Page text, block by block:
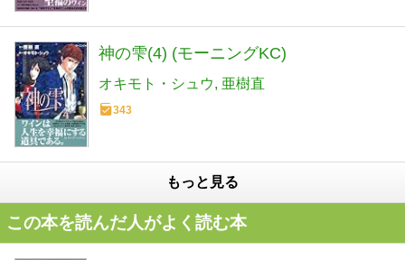
神の雫(4) (モーニングKC)
オキモト・シュウ 亜樹直
343
もっと見る
この本を読んだ人がよく読む本